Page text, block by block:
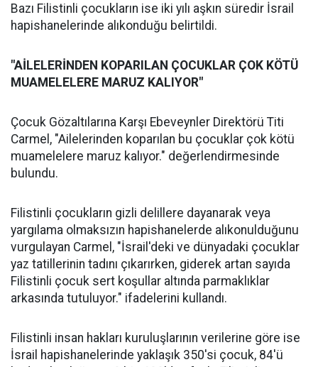
Bazı Filistinli çocukların ise iki yılı aşkın süredir İsrail
hapishanelerinde alıkonduğu belirtildi.
"AİLELERİNDEN KOPARILAN ÇOCUKLAR ÇOK KÖTÜ
MUAMELELERE MARUZ KALIYOR"
Çocuk Gözaltılarına Karşı Ebeveynler Direktörü Titi
Carmel, "Ailelerinden koparılan bu çocuklar çok kötü
muamelelere maruz kalıyor." değerlendirmesinde
bulundu.
Filistinli çocukların gizli delillere dayanarak veya
yargılama olmaksızın hapishanelerde alıkonulduğunu
vurgulayan Carmel, "İsrail'deki ve dünyadaki çocuklar
yaz tatillerinin tadını çıkarırken, giderek artan sayıda
Filistinli çocuk sert koşullar altında parmaklıklar
arkasında tutuluyor." ifadelerini kullandı.
Filistinli insan hakları kuruluşlarının verilerine göre ise
İsrail hapishanelerinde yaklaşık 350'si çocuk, 84'ü